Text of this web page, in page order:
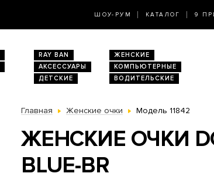
ШОУ-РУМ КАТАЛОГ 9
RAY BAN
ЖЕНСКИЕ
АКСЕССУАРЫ
КОМПЬЮТЕРНЫЕ
ДЕТСКИЕ ВОДИТЕЛЬСКИЕ
Главная Женские очки Модель 11842
ЖЕНСКИЕ ОЧКИ
BLUE-BR